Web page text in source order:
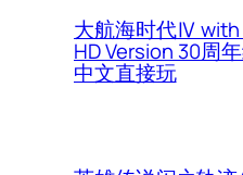
大航海时代Ⅳ with
HD Version 30周
中文直接玩